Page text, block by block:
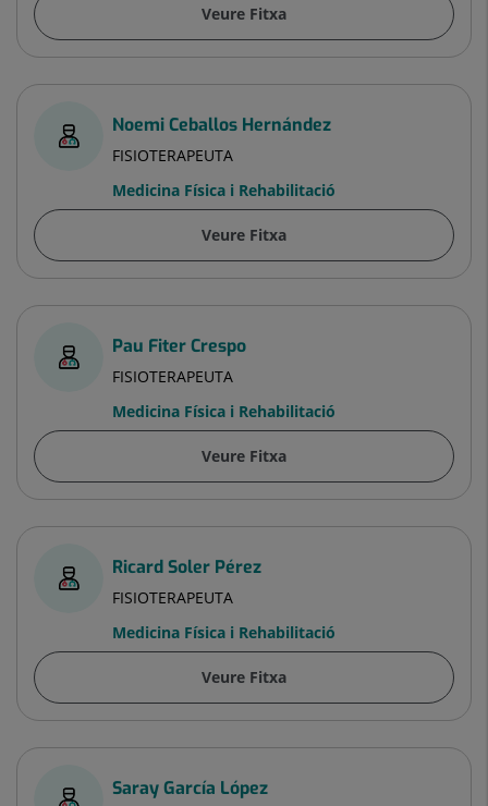
Veure Fitxa
Noemi Ceballos Hernández
FISIOTERAPEUTA
Medicina Física i Rehabilitació
Veure Fitxa
Pau Fiter Crespo
FISIOTERAPEUTA
Medicina Física i Rehabilitació
Veure Fitxa
Ricard Soler Pérez
FISIOTERAPEUTA
Medicina Física i Rehabilitació
Veure Fitxa
Saray García López